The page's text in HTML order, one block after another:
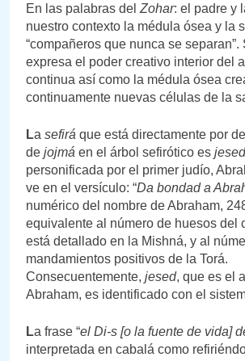
En las palabras del Zohar: el padre y
nuestro contexto la médula ósea y la
“compañeros que nunca se
expresa el poder creativo interior del
continua así como la médula ósea
continuamente nuevas células de la
La sefirá que está directamente por
de jojmá en el árbol sefirótico es jesed
personificada por el primer judío,
ve en el versículo: “Da bondad a
numérico del nombre de Abraham,
equivalente al número de huesos del
está detallado en la Mishná, y al
mandamientos positivos de la Torá.
Consecuentemente, jesed, que es el
Abraham, es identificado con el
La frase “el Di-s [o la fuente de vida]
interpretada en cabalá como